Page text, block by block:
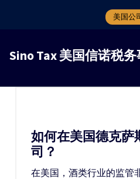
美国公
Sino Tax 美国信诺税
如何在美国德克萨
司？
在美国，酒类行业的监管